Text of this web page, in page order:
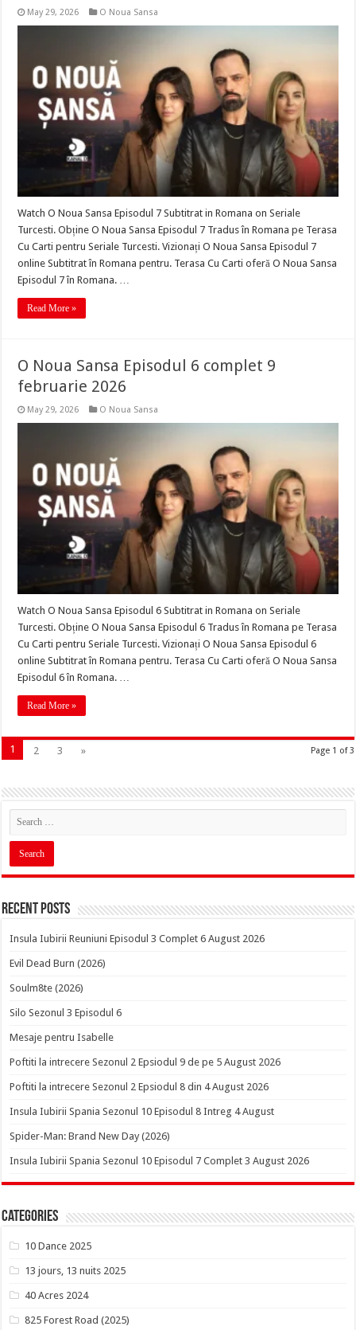
May 29, 2026 O Noua Sansa
Watch O Noua Sansa Episodul 7 Subtitrat in Romana on Seriale
Turcesti. Obține O Noua Sansa Episodul 7 Tradus în Romana pe Terasa
Cu Carti pentru Seriale Turcesti. Vizionați O Noua Sansa Episodul 7
online Subtitrat în Romana pentru. Terasa Cu Carti oferă O Noua Sansa
Episodul 7 în Romana. …
Read More »
O Noua Sansa Episodul 6 complet 9
februarie 2026
May 29, 2026 O Noua Sansa
Watch O Noua Sansa Episodul 6 Subtitrat in Romana on Seriale
Turcesti. Obține O Noua Sansa Episodul 6 Tradus în Romana pe Terasa
Cu Carti pentru Seriale Turcesti. Vizionați O Noua Sansa Episodul 6
online Subtitrat în Romana pentru. Terasa Cu Carti oferă O Noua Sansa
Episodul 6 în Romana. …
Read More »
Page 1 of 3
1 2 3 »
Recent Posts
Insula Iubirii Reuniuni Episodul 3 Complet 6 August 2026
Evil Dead Burn (2026)
Soulm8te (2026)
Silo Sezonul 3 Episodul 6
Mesaje pentru Isabelle
Poftiti la intrecere Sezonul 2 Epsiodul 9 de pe 5 August 2026
Poftiti la intrecere Sezonul 2 Epsiodul 8 din 4 August 2026
Insula Iubirii Spania Sezonul 10 Episodul 8 Intreg 4 August
Spider-Man: Brand New Day (2026)
Insula Iubirii Spania Sezonul 10 Episodul 7 Complet 3 August 2026
Categories
10 Dance 2025
13 jours, 13 nuits 2025
40 Acres 2024
825 Forest Road (2025)